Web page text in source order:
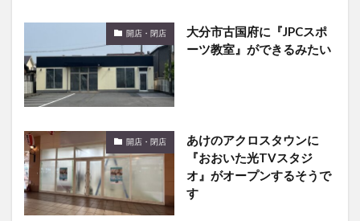
開店・閉店
大分市古国府に『JPCスポ
ーツ教室』ができるみたい
開店・閉店
あけのアクロスタウンに
『おおいた光TVスタジ
オ』がオープンするそうで
す